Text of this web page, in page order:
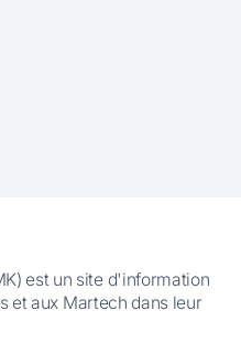
est un site d'information
et aux Martech dans leur